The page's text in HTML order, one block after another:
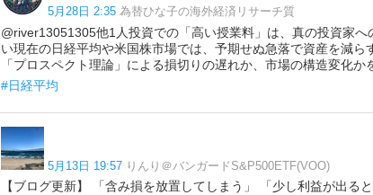
5月28日 2:35 為替ひな子の海外経済リサーチ質
@river13051305他1人投資での「高い授業料」は、真の投資家
い現在の日経平均や米国株市場では、予期せぬ急落で資産を減
「プロスペクト理論」による損切りの遅れか、市場の構造変化か
#日経平均
5月13日 19:57 りんり＠バンガードS&P500ETF(VOO)
【ブログ更新】 「含み損を放置してしまう」 「少し利益が出る